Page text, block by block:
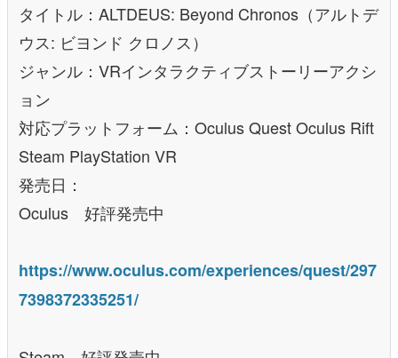
タイトル：ALTDEUS: Beyond Chronos（アルトデ
ウス: ビヨンド クロノス）
ジャンル：VRインタラクティブストーリーアクシ
ョン
対応プラットフォーム：Oculus Quest Oculus Rift
Steam PlayStation VR
発売日：
Oculus 好評発売中
https://www.oculus.com/experiences/quest/297
7398372335251/